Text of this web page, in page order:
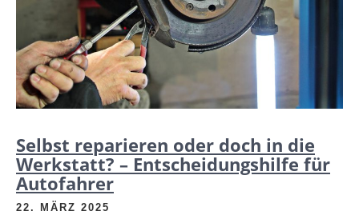
Selbst reparieren oder doch in die
Werkstatt? – Entscheidungshilfe für
Autofahrer
22. MÄRZ 2025